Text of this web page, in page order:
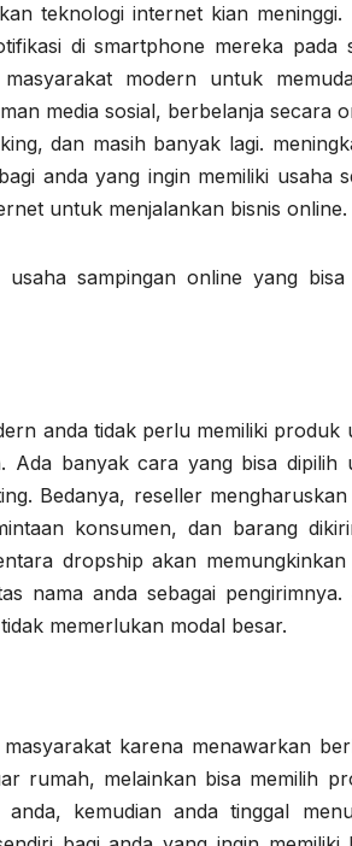
teknologi internet kian meninggi.
di smartphone mereka pada
modern untuk
media sosial, berbelanja secara
dan masih banyak lagi.
anda yang ingin memiliki usaha
untuk menjalankan bisnis online.
sampingan online yang bisa
anda tidak perlu memiliki produk
Ada banyak cara yang bisa dipilih
Bedanya, reseller mengharuskan
konsumen, dan barang
dropship akan memungkinkan
nama anda sebagai pengirimnya.
memerlukan modal besar.
karena menawarkan
rumah, melainkan bisa memilih
kemudian anda tinggal